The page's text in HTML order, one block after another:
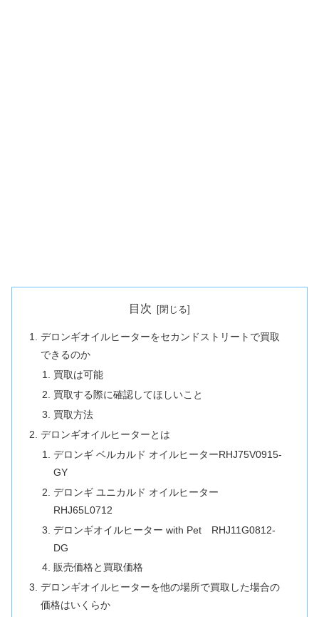
目次
デロンギオイルヒーターをセカンドストリートで買取
できるのか
買取は可能
買取する際に確認してほしいこと
買取方法
デロンギオイルヒーターとは
デロンギ ベルカルド オイルヒーターRHJ75V0915-
GY
デロンギ ユニカルド オイルヒーター
RHJ65L0712
デロンギオイルヒーター with Pet RHJ11G0812-
DG
販売価格と買取価格
デロンギオイルヒーターを他の場所で買取した場合の
価格はいくらか